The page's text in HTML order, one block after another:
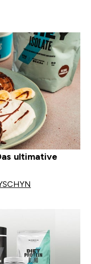
ultimative